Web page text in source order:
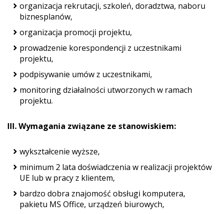
organizacja rekrutacji, szkoleń, doradztwa, naboru
biznesplanów,
organizacja promocji projektu,
prowadzenie korespondencji z uczestnikami
projektu,
podpisywanie umów z uczestnikami,
monitoring działalności utworzonych w ramach
projektu.
III. Wymagania związane ze stanowiskiem:
wykształcenie wyższe,
minimum 2 lata doświadczenia w realizacji projektów
UE lub w pracy z klientem,
bardzo dobra znajomość obsługi komputera,
pakietu MS Office, urządzeń biurowych,